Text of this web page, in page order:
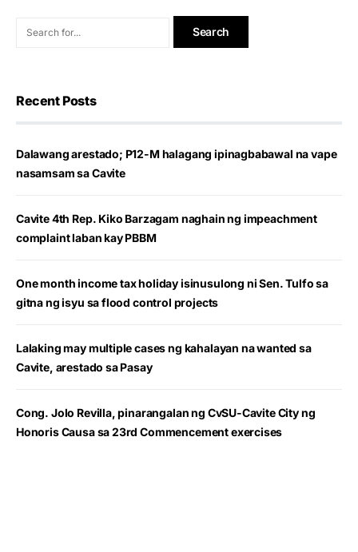
Recent Posts
Dalawang arestado; P12-M halagang ipinagbabawal na vape
nasamsam sa Cavite
Cavite 4th Rep. Kiko Barzagam naghain ng impeachment
complaint laban kay PBBM
One month income tax holiday isinusulong ni Sen. Tulfo sa
gitna ng isyu sa flood control projects
Lalaking may multiple cases ng kahalayan na wanted sa
Cavite, arestado sa Pasay
Cong. Jolo Revilla, pinarangalan ng CvSU-Cavite City ng
Honoris Causa sa 23rd Commencement exercises